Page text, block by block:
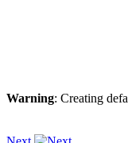
Warning: Creating